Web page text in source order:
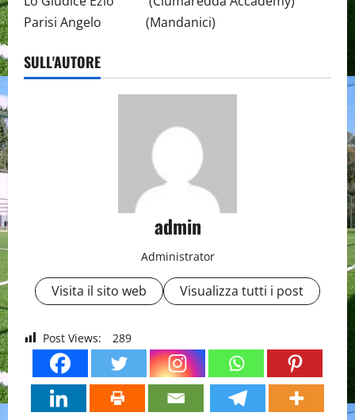
Parisi Angelo (Mandanici)
SULL'AUTORE
admin
Administrator
Visita il sito web Visualizza tutti i post
Post Views: 289